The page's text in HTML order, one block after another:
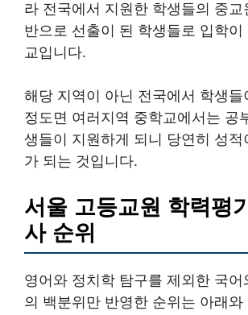
라 전국에서 지원한 학생들의 중교
반으로 선출이 된 학생들로 입학이
교입니다.
해당 지역이 아닌 전국에서 학생들
정도면 여러지역 중학교에서는 공
생들이 지원하게 되니 당연히 성적
가 되는 것입니다.
서울 고등교원 학력평
사 순위
영어와 정치학 탐구를 제외한 국어
의 백분위만 반영한 순위는 아래와